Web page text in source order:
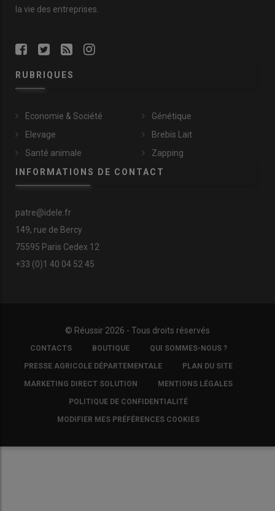
la vie des entreprises.
RUBRIQUES
Economie & Société
Elevage
Santé animale
Génétique
Brebis Lait
Zapping
INFORMATIONS DE CONTACT
patre@idele.fr
149, rue de Bercy
75595 Paris Cedex 12
+33 (0)1 40 04 52 45
© Réussir 2026 - Tous droits réservés
FOOTER
COPYRIGHT
CONTACTS BOUTIQUE QUI SOMMES-NOUS ?
PRESSE AGRICOLE DÉPARTEMENTALE PLAN DU SITE
MARKETING DIRECT SOLUTION MENTIONS LÉGALES
POLITIQUE DE CONFIDENTIALITÉ
MODIFIER MES PRÉFÉRENCES COOKIES